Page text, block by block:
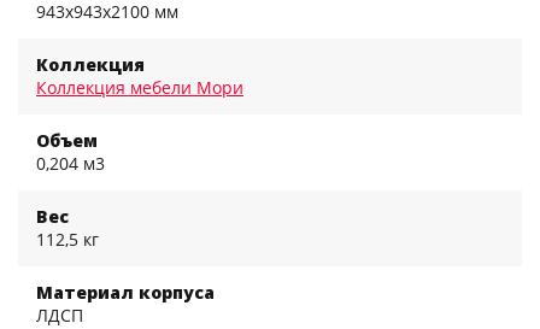
943x943x2100 мм
Коллекция
Коллекция мебели Мори
Объем
0,204 м3
Вес
112,5 кг
Материал корпуса
ЛДСП